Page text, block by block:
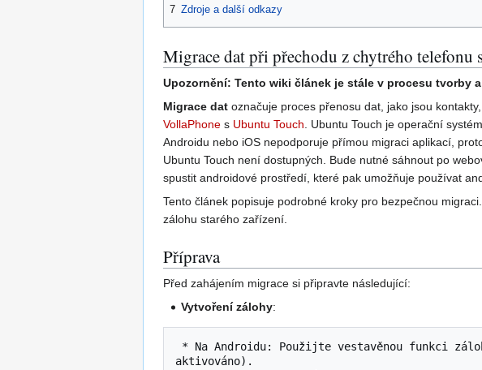
7 Zdroje a další odkazy
Migrace dat při přechodu z chytrého
Upozornění: Tento wiki článek je stále v procesu tvorby
Migrace dat označuje proces přenosu dat, jako jsou
VollaPhone s Ubuntu Touch. Ubuntu Touch je operační
Androidu nebo iOS nepodporuje přímou migraci aplikací,
Ubuntu Touch není dostupných. Bude nutné sáhnout po
spustit androidové prostředí, které pak umožňuje používat
Tento článek popisuje podrobné kroky pro bezpečnou
zálohu starého zařízení.
Příprava
Před zahájením migrace si připravte následující:
Vytvoření zálohy:
* Na Androidu: Použijte vestavěnou funkci
aktivováno).